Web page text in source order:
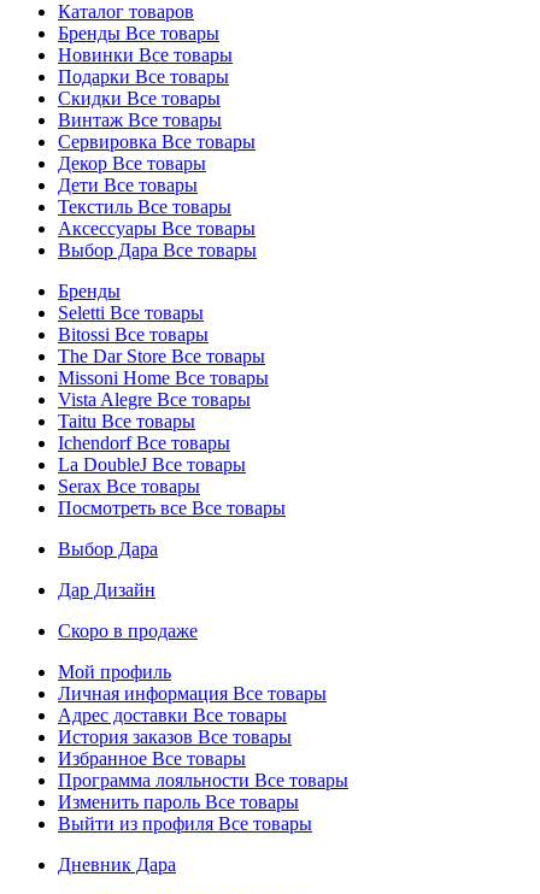
Каталог товаров
Бренды Все товары
Новинки Все товары
Подарки Все товары
Скидки Все товары
Винтаж Все товары
Сервировка Все товары
Декор Все товары
Дети Все товары
Текстиль Все товары
Аксессуары Все товары
Выбор Дара Все товары
Бренды
Seletti Все товары
Bitossi Все товары
The Dar Store Все товары
Missoni Home Все товары
Vista Alegre Все товары
Taitu Все товары
IchendorfВсе товары
La DoubleJ Все товары
Serax Все товары
Посмотреть все Все товары
Выбор Дара
Дар Дизайн
Скоро в продаже
Мой профиль
Личная информация Все товары
Адрес доставки Все товары
История заказов Все товары
Избранное Все товары
Программа лояльности Все товары
Изменить пароль Все товары
Выйти из профиля Все товары
Дневник Дара